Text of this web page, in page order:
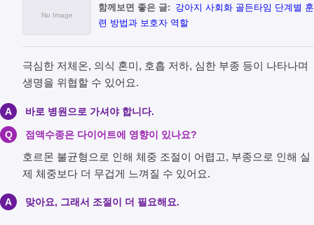
함께보면 좋은 글: 강아지 사회화 골든타임 단계별 훈
련 방법과 보호자 역할
극심한 저체온, 의식 혼미, 호흡 저하, 심한 부종 등이 나타나며
생명을 위협할 수 있어요.
A 바로 병원으로 가셔야 합니다.
Q 점액수종은 다이어트에 영향이 있나요?
호르몬 불균형으로 인해 체중 조절이 어렵고, 부종으로 인해 실
제 체중보다 더 무겁게 느껴질 수 있어요.
A 맞아요, 그래서 조절이 더 필요해요.